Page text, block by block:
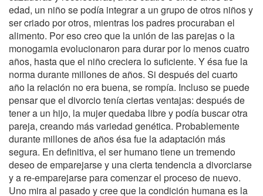
edad, un niño se podía integrar a un grupo de otros niños y
ser criado por otros, mientras los padres procuraban el
alimento. Por eso creo que la unión de las parejas o la
monogamia evolucionaron para durar por lo menos cuatro
años, hasta que el niño creciera lo suficiente. Y ésa fue la
norma durante millones de años. Si después del cuarto
año la relación no era buena, se rompía. Incluso se puede
pensar que el divorcio tenía ciertas ventajas: después de
tener a un hijo, la mujer quedaba libre y podía buscar otra
pareja, creando más variedad genética. Probablemente
durante millones de años ésa fue la adaptación más
segura. En definitiva, el ser humano tiene un tremendo
deseo de emparejarse y una cierta tendencia a divorciarse
y a re-emparejarse para comenzar el proceso de nuevo.
Uno mira al pasado y cree que la condición humana es la